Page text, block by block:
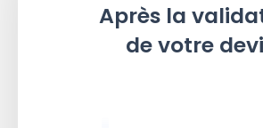
Après la
de votre